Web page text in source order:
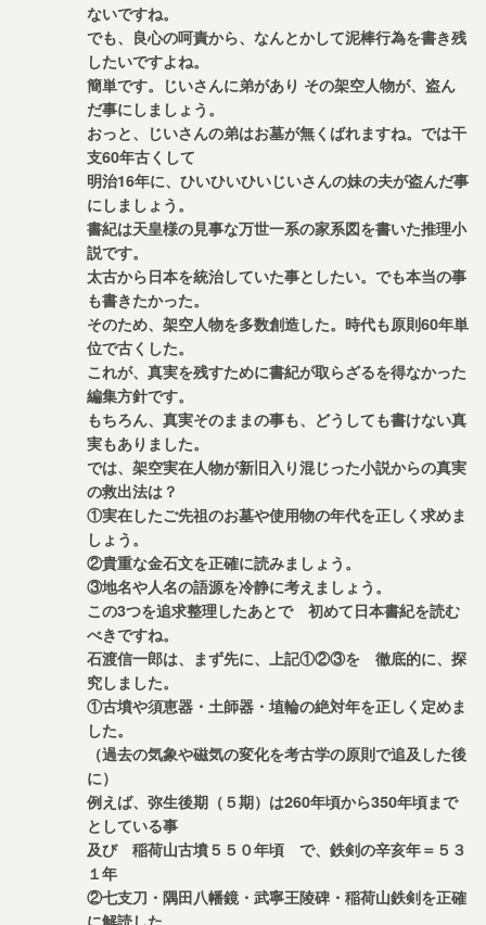
ないですね。
でも、良心の呵責から、なんとかして泥棒行為を書き残
したいですよね。
簡単です。じいさんに弟があり その架空人物が、盗ん
だ事にしましょう。
おっと、じいさんの弟はお墓が無くばれますね。では干
支60年古くして
明治16年に、ひいひいひいじいさんの妹の夫が盗んだ事
にしましょう。
書紀は天皇様の見事な万世一系の家系図を書いた推理小
説です。
太古から日本を統治していた事としたい。でも本当の事
も書きたかった。
そのため、架空人物を多数創造した。時代も原則60年単
位で古くした。
これが、真実を残すために書紀が取らざるを得なかった
編集方針です。
もちろん、真実そのままの事も、どうしても書けない真
実もありました。
では、架空実在人物が新旧入り混じった小説からの真実
の救出法は？
①実在したご先祖のお墓や使用物の年代を正しく求めま
しょう。
②貴重な金石文を正確に読みましょう。
③地名や人名の語源を冷静に考えましょう。
この3つを追求整理したあとで 初めて日本書紀を読む
べきですね。
石渡信一郎は、まず先に、上記①②③を 徹底的に、探
究しました。
①古墳や須恵器・土師器・埴輪の絶対年を正しく定めま
した。
（過去の気象や磁気の変化を考古学の原則で追及した後
に）
例えば、弥生後期（５期）は260年頃から350年頃まで
としている事
及び 稲荷山古墳５５０年頃 で、鉄剣の辛亥年＝５３
１年
②七支刀・隅田八幡鏡・武寧王陵碑・稲荷山鉄剣を正確
に解読した。